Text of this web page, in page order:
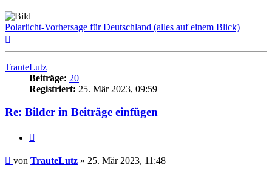
Polarlicht-Vorhersage für Deutschland (alles auf einem Blick)
TrauteLutz
Beiträge: 20
Registriert: 25. Mär 2023, 09:59
Re: Bilder in Beiträge einfügen
Beitrag
von TrauteLutz » 25. Mär 2023, 11:48